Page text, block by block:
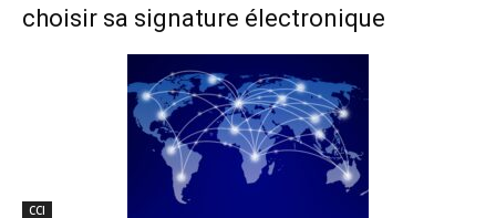
choisir sa signature électronique
CCI